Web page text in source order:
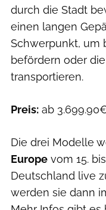
durch die Stadt
einen langen
Schwerpunkt, um
befördern oder
transportieren.
Preis: ab
Die drei Modelle
Europe vom 15.
Deutschland live
werden sie dann